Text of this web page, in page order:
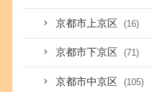
京都市上京区 (16)
京都市下京区 (71)
京都市中京区 (105)